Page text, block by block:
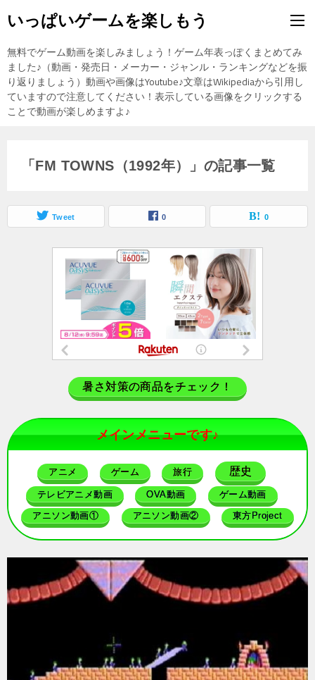
いっぱいゲームを楽しもう
無料でゲーム動画を楽しみましょう！ゲーム年表っぽくまとめてみ
ました♪（動画・発売日・メーカー・ジャンル・ランキングなどを振
り返りましょう）動画や画像はYoutube♪文章はWikipediaから引用し
ていますので注意してください！表示している画像をクリックする
ことで動画が楽しめますよ♪
「FM TOWNS（1992年）」の記事一覧
Tweet 0 0
暑さ対策の商品をチェック！
メインメニューです♪
アニメ ゲーム 旅行 歴史
テレビアニメ動画 OVA動画 ゲーム動画
アニソン動画① アニソン動画② 東方Project